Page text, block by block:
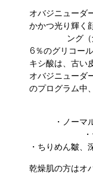
オバジニューダ
かかつ光り輝く
ング
6％のグリコー
キシ酸は、古い
オバジニューダ
のプログラム中
・ノーマ
・ちりめん皺
乾燥肌の方はオ